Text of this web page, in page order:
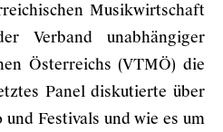
Musikwirtschaft
Verband unabhängiger
Österreichs (VTMÖ) die
Panel diskutierte über
Festivals und wie es um